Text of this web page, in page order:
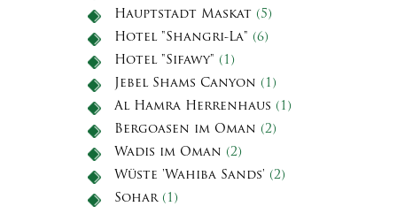
Hauptstadt Maskat (5)
Hotel "Shangri-La" (6)
Hotel "Sifawy" (1)
Jebel Shams Canyon (1)
Al Hamra Herrenhaus (1)
Bergoasen im Oman (2)
Wadis im Oman (2)
Wüste 'Wahiba Sands' (2)
Sohar(1)